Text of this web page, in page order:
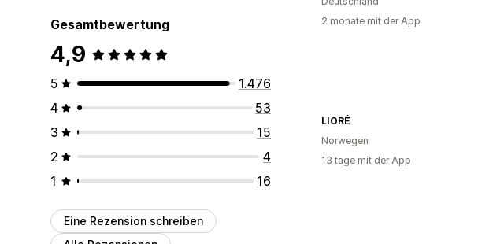
Gesamtbewertung
4,9
5
1.476
4
53
3
15
2
4
1
16
Eine Rezension schreiben
2 monate mit der App
LIORÉ
Norwegen
13 tage mit der App